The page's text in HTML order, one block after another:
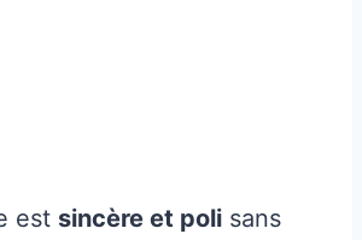
est sincère et poli sans